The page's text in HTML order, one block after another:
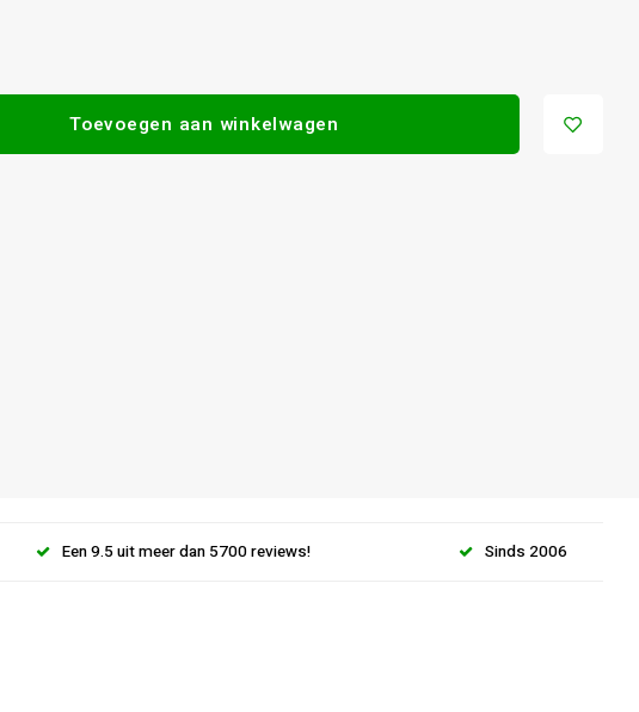
Toevoegen aan winkelwagen
Een 9.5 uit meer dan 5700 reviews! Sinds 2006